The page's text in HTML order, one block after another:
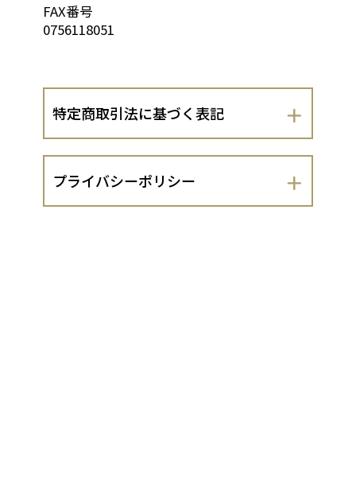
FAX番号
0756118051
特定商取引法に基づく表記
会社名
プライバシーポリシー